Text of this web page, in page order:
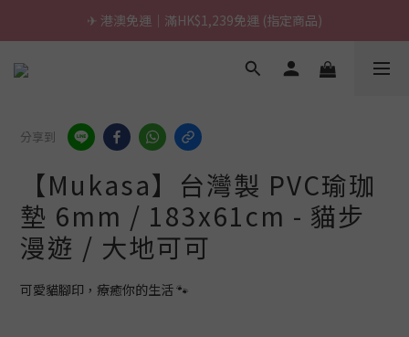
\ 台灣製超慢跑墊 / 升級啦.ᐟ.ᐟ（點我看介紹 💬）
\ 台灣製超慢跑墊 / 升級啦.ᐟ.ᐟ（點我看介紹 💬）
分享到
【Mukasa】台灣製 PVC瑜珈
墊 6mm / 183x61cm - 貓步
漫遊 / 大地可可
可愛貓腳印，療癒你的生活 🐾